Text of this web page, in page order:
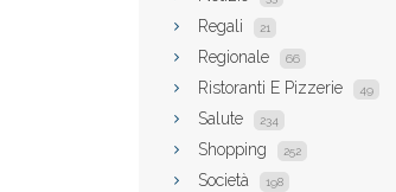
Regali 21
Regionale 66
Ristoranti E Pizzerie 49
Salute 234
Shopping 252
Società 198